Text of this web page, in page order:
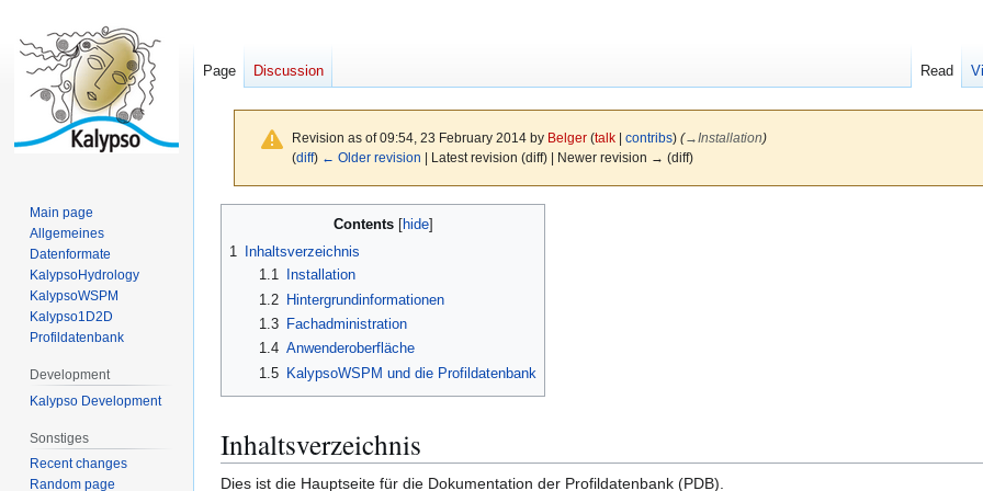
Revision as of 09:54, 23 February 2014 by Belger (talk| contribs) (→Installation)
(diff) ← Older revision | Latest revision (diff) | Newer revision → (diff)
Contents
1
Inhaltsverzeichnis
1.1
Installation
1.2
Hintergrundinformationen
1.3
Fachadministration
1.4 Anwenderoberfläche
1.5
KalypsoWSPM und die Profildatenbank
Inhaltsverzeichnis
Dies ist die Hauptseite für die Dokumentation der Profildatenbank (PDB).
Page Discussion Read
Main page
Allgemeines
Datenformate
KalypsoHydrology
KalypsoWSPM
Kalypso1D2D
Profildatenbank
Development
Kalypso Development
Sonstiges
Recent changes
Random page